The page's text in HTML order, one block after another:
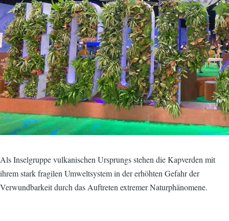
Als Inselgruppe vulkanischen Ursprungs stehen die Kapverden mit
ihrem stark fragilen Umweltsystem in der erhöhten Gefahr der
Verwundbarkeit durch das Auftreten extremer Naturphänomene.